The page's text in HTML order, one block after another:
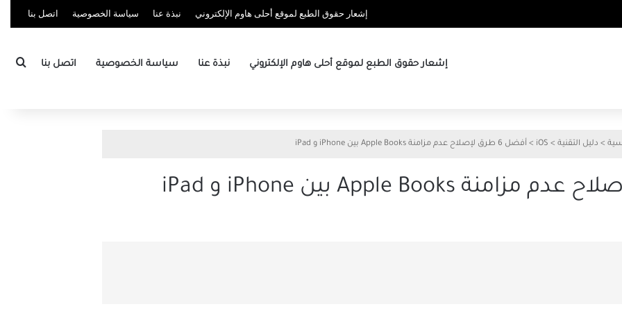
إشعار حقوق الطبع لموقع أحلى هاوم الإلكتروني نبذة عنا سياسة الخصوصية اتصل بنا
إشعار حقوق الطبع لموقع أحلى هاوم الإلكتروني نبذة عنا سياسة الخصوصية اتصل بنا
> دليل التقنية >
iOS
> أفضل 6 طرق لإصلاح عدم مزامنة Apple Books بين iPhone و iPad